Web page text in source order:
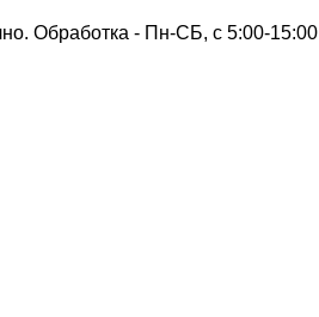
Обработка - Пн-СБ, с 5:00-